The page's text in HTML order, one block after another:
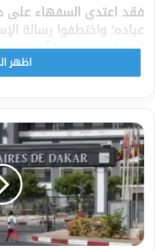
فقد اعتدى السفهاء
عباده؛ واختطفوا رسالة
المسلمين؛ وعينوا
أحكاماً باطلة بالكفر
وضعوا أنفسهم في أخطر
والكافرين؛ حيث
شركاء مع الله في
يجعلهم أسوأ من
سيكون أكثر شدة وأكثر
وإثم عظيم؛ تجاوزوا كل
في آيات الذكر الحكيم؛
إلى مفتين؛ ولا إلى شيوخ
كلمات الله واضحة
اظهر